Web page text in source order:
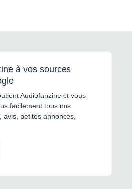
à vos sources
Audiofanzine et vous
facilement tous nos
avis, petites annonces,